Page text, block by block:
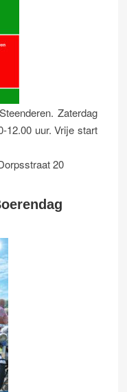
Zaterdag
12.00 uur. Vrije start
20